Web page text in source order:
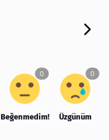
Beğenmedim! Üzgünüm